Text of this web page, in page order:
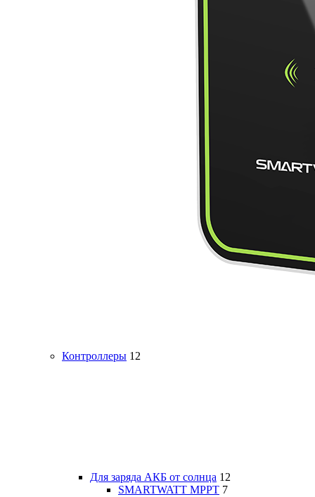
Контроллеры 12
Для заряда АКБ от солнца 12
SMARTWATT MPPT 7